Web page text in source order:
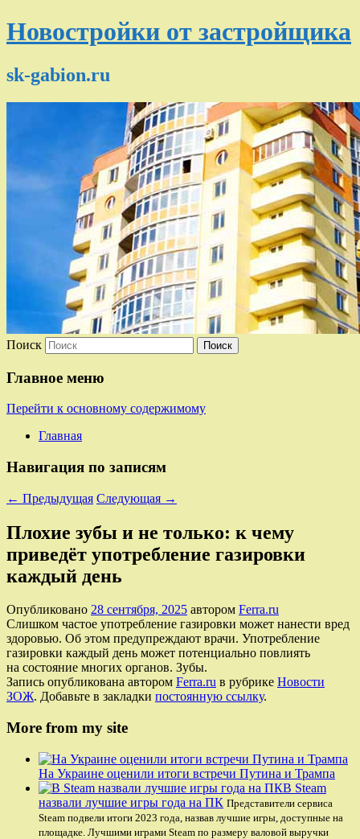
Новостройки от застройщика
sk-gabion.ru
Поиск
Главное меню
Перейти к основному содержимому
Главная
Навигация по записям
← Предыдущая Следующая →
Плохие зубы и не только: к чему
приведёт употребление газировки
каждый день
Опубликовано 28 сентября, 2025 автором Ferra.ru
Слишком частое употребление газировки может нанести вред
здоровью. Об этом предупреждают врачи. Употребление
газировки каждый день может потенциально повлиять
на состояние многих органов. Зубы.
Запись опубликована автором Ferra.ru в рубрике Новости
ЗОЖ. Добавьте в закладки постоянную ссылку.
More from my site
На Украине оценили итоги встречи Путина и Трампа
В Steam
назвали лучшие игры года на ПК Представители сервиса
Steam подвели итоги 2023 года, назвав лучшие игры, доступные на
площадке. Лучшими играми Steam по размеру валовой выручки